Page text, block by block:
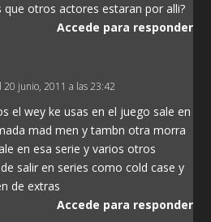
otros actores estaran por alli?
Accede para responder
20 junio, 2011 a las 23:42
el wey ke usas en el juego sale en
mad men y tambn otra morra
en esa serie y varios otros
salir en series como cold case y
de extras
Accede para responder